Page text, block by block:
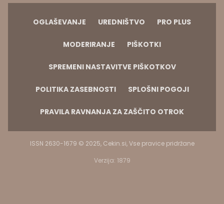
OGLAŠEVANJE UREDNIŠTVO PRO PLUS
MODERIRANJE PIŠKOTKI
SPREMENI NASTAVITVE PIŠKOTKOV
POLITIKA ZASEBNOSTI SPLOŠNI POGOJI
PRAVILA RAVNANJA ZA ZAŠČITO OTROK
ISSN 2630-1679 © 2025, Cekin.si, Vse pravice pridržane
Verzija: 1879